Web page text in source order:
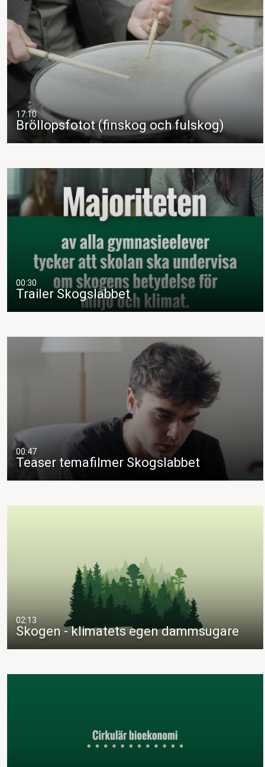
17:10
Bröllopsfotot (finskog och fulskog)
00:30
Trailer Skogslabbet
00:47
Teaser temafilmer Skogslabbet
02:13
Skogen - klimatets egen dammsugare